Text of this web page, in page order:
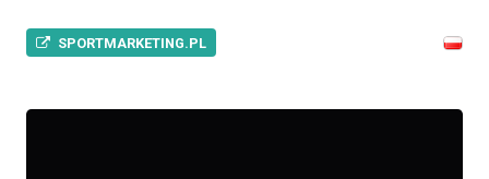
SPORTMARKETING.PL